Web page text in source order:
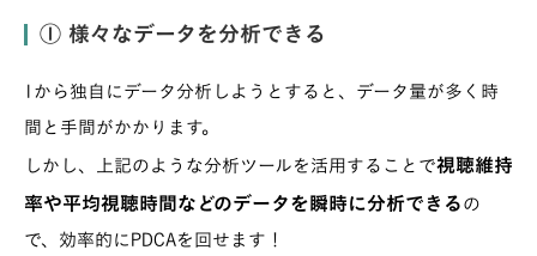
① 様々なデータを分析できる
1から独自にデータ分析しようとすると、データ量が多く時
間と手間がかかります。
しかし、上記のような分析ツールを活用することで視聴維持
率や平均視聴時間などのデータを瞬時に分析できるの
で、効率的にPDCAを回せます！